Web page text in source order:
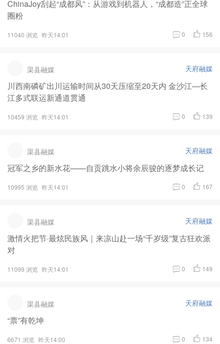
ChinaJoy刮起“成都风”：从游戏到机器人，“成都造”正全球
圈粉
11040 浏览 昨天14:01 0 156
渠县融媒 天府融媒
川西南磷矿出川运输时间从30天压缩至20天内 金沙江—长
江多式联运新通道贯通
10459 浏览 昨天14:01 0 139
渠县融媒 天府融媒
冠军之乡的新水花——自贡跳水小将余辰骏的逐梦成长记
10995 浏览 昨天14:01 0 167
渠县融媒 天府融媒
激情火把节·最炫民族风｜来凉山赴一场“千岁级”复古狂欢派
对
11099 浏览 昨天14:01 0 149
渠县融媒 天府融媒
“票”有乾坤
6671 浏览 昨天14:00 0 134